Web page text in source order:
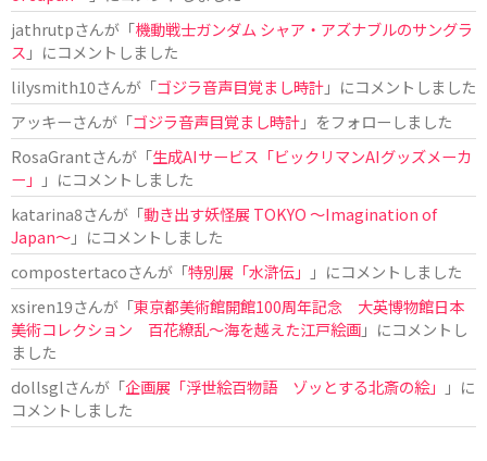
jathrutpさんが「機動戦士ガンダム シャア・アズナブルのサングラ
ス 」にコメントしました
lilysmith10さんが「ゴジラ音声目覚まし時計」にコメントしました
アッキーさんが「ゴジラ音声目覚まし時計」をフォローしました
RosaGrantさんが「生成AIサービス「ビックリマンAIグッズメーカ
ー」
」にコメントしました
katarina8さんが「動き出す妖怪展 TOKYO 〜Imagination of
Japan〜」にコメントしました
compostertacoさんが「特別展「水滸伝」
」にコメントしました
xsiren19さんが「東京都美術館開館100周年記念 大英博物館日本
美術コレクション 百花繚乱～海を越えた江戸絵画」にコメントし
ました
dollsglさんが「企画展「浮世絵百物語 ゾッとする北斎の絵」
」に
コメントしました